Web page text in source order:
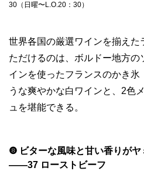
30（日曜〜L.O.20：30）
世界各国の厳選ワインを揃えた
ただけるのは、ボルドー地方の
インを使ったフランスのかき氷
うな爽やかな白ワインと、2色
ュを堪能できる。
❽ ビターな風味と甘い香りがヤ
——37 ローストビーフ